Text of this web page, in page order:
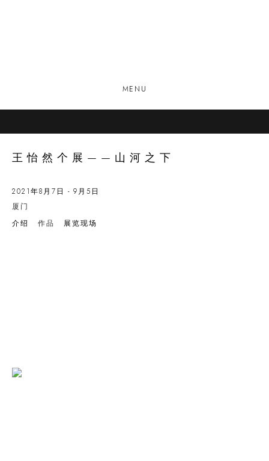
MENU
王怡然个展——山河之下
2021年8月7日 - 9月5日
厦门
介绍
作品 展览现场